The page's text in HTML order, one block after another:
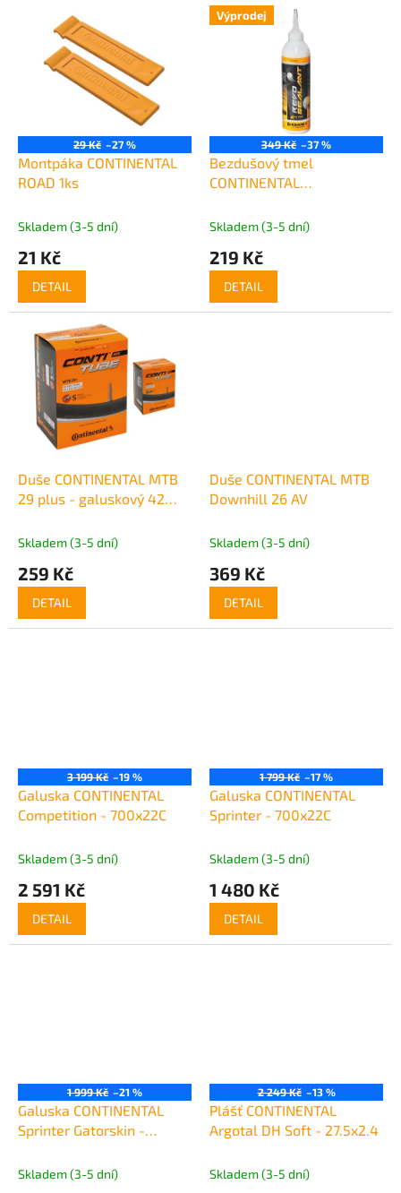
29 Kč –27 %
Montpáka CONTINENTAL
ROAD 1ks
Skladem (3-5 dní)
21 Kč
DETAIL
Výprodej
349 Kč –37 %
Bezdušový tmel
CONTINENTAL
Skladem (3-5 dní)
219 Kč
DETAIL
Duše CONTINENTAL MTB
29 plus - galuskový 42
Skladem (3-5 dní)
259 Kč
DETAIL
Duše CONTINENTAL MTB
Downhill 26 AV
Skladem (3-5 dní)
369 Kč
DETAIL
3 199 Kč –19 %
Galuska CONTINENTAL
Competition - 700x22C
Skladem (3-5 dní)
2 591 Kč
DETAIL
1 799 Kč –17 %
Galuska CONTINENTAL
Sprinter - 700x22C
Skladem (3-5 dní)
1 480 Kč
DETAIL
1 999 Kč –21 %
Galuska CONTINENTAL
Sprinter Gatorskin -
Skladem (3-5 dní)
2 249 Kč –13 %
Plášť CONTINENTAL
Argotal DH Soft - 27.5x2.4
Skladem (3-5 dní)